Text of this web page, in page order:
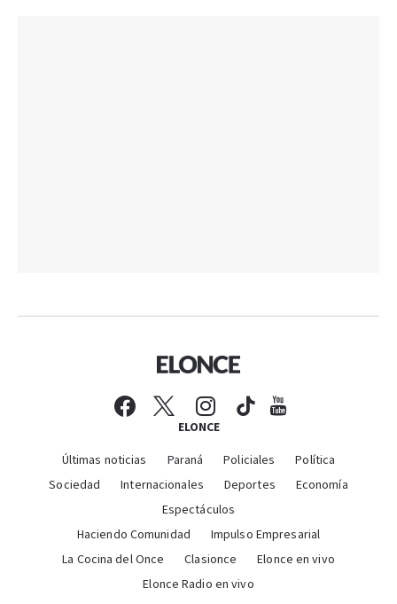
ELONCE
Últimas noticias Paraná Policiales
Política
Sociedad
Internacionales Deportes
Economía
Espectáculos
Haciendo Comunidad
Impulso Empresarial
La Cocina del Once
Clasionce
Elonce en vivo
Elonce Radio en vivo